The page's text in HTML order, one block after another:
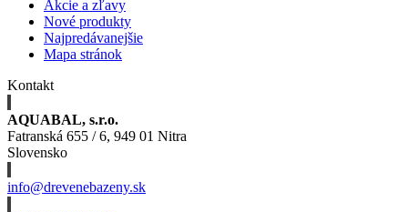
Akcie a zľavy
Nové produkty
Najpredávanejšie
Mapa stránok
Kontakt
AQUABAL, s.r.o.
Fatranská 655 / 6, 949 01 Nitra
Slovensko
info@drevenebazeny.sk